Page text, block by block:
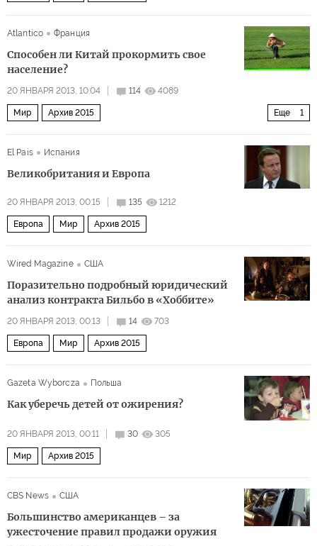
Atlantico Франция
Способен ли Китай прокормить свое
население?
20 ЯНВАРЯ 2013, 10:04 114 4089
Еще 1
Мир Архив 2015
El Pais
Испания
Великобритания и Европа
20 ЯНВАРЯ 2013, 00:15 135 1212
Европа Мир Архив 2015
Wired Magazine США
Поразительно подробный юридический
анализ контракта Бильбо в «Хоббите»
20 ЯНВАРЯ 2013, 00:13 14 703
Европа Мир Архив 2015
Gazeta Wyborcza Польша
Как уберечь детей от ожирения?
20 ЯНВАРЯ 2013, 00:11 30 305
Мир Архив 2015
CBS News США
Большинство американцев – за
ужесточение правил продажи оружия